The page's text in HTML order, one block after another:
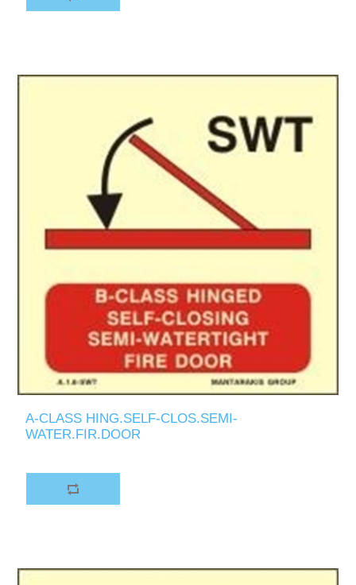
A-CLASS HING.SELF-CLOS.SEMI-
WATER.FIR.DOOR